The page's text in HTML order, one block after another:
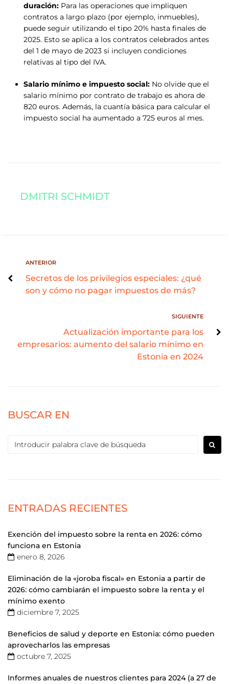
duración: Para las operaciones que impliquen
contratos a largo plazo (por ejemplo, inmuebles),
puede seguir utilizando el tipo 20% hasta finales de
2025. Esto se aplica a los contratos celebrados antes
del 1 de mayo de 2023 si incluyen condiciones
relativas al tipo del IVA.
Salario mínimo e impuesto social: No olvide que el
salario mínimo por contrato de trabajo es ahora de
820 euros. Además, la cuantía básica para calcular el
impuesto social ha aumentado a 725 euros al mes.
DMITRI SCHMIDT
ANTERIOR
Secretos de los privilegios especiales: ¿qué
son y cómo no pagar impuestos de más?
SIGUIENTE
Actualización importante para los
empresarios: aumento del salario mínimo en
Estonia en 2024
BUSCAR EN
ENTRADAS RECIENTES
Exención del impuesto sobre la renta en 2026: cómo
funciona en Estonia
enero 8, 2026
Eliminación de la «joroba fiscal» en Estonia a partir de
2026: cómo cambiarán el impuesto sobre la renta y el
mínimo exento
diciembre 7, 2025
Beneficios de salud y deporte en Estonia: cómo pueden
aprovecharlos las empresas
octubre 7, 2025
Informes anuales de nuestros clientes para 2024 (a 27 de